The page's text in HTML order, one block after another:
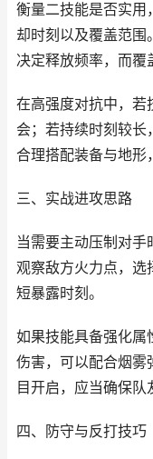
衡量二技能是否实用
却时刻以及覆盖范围
决定释放频率，而覆
在高强度对抗中，若
会；若持续时刻较长
合理搭配装备与地形
三、实战进攻思路
当需要主动压制对
观察敌方火力点，选
短暴露时刻。
如果技能具备强化属
伤害，可以配合烟雾
目开启，应当确保队
四、防守与反打技巧